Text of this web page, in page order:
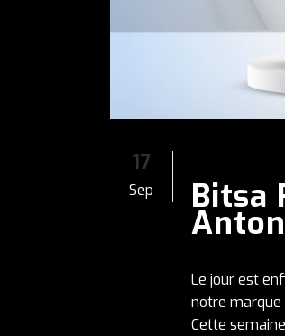
17
Sep Bitsa
Le jour est
notre marque
Cette